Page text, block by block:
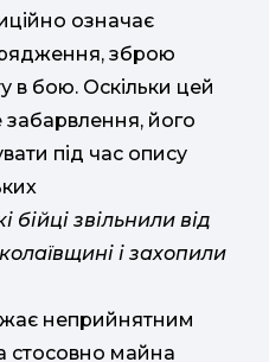
означає
зброю
в бою. Оскільки цей
його
під час опису
бійці звільнили від
і захопили
неприйнятним
стосовно майна